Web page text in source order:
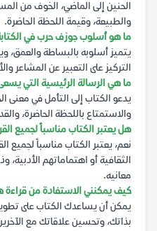
الحنين إلى الماضي، الخوف من
والطبيعة، وقيمة اللحظة الحاضرة.
ما هو أسلوب جوزف حرب في
يتميز أسلوبه بالبساطة والعمق،
التركيز على التعبير عن المشاعر
ما هي الرسالة الرئيسية التي
يدعو الكتاب إلى التأمل في معنى
والاستمتاع باللحظة الحاضرة،
هل يعتبر الكتاب مناسباً لجميع
نعم، يعتبر الكتاب مناسباً لجميع
الثقافية أو اهتماماتهم
معانيه.
كيف يمكنني الاستفادة من قراءة
يمكن أن يساعدك الكتاب على
بذاتك، وتحسين علاقاتك مع